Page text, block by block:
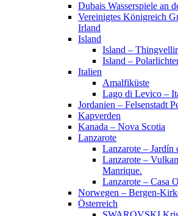
Dubais Wasserspiele an
Vereinigtes Königreich
Irland
Island
Island –
Island –
Italien
Amalfiküste
Lago di Levico –
Jordanien – Felsenstadt
Kapverden
Kanada – Nova Scotia
Lanzarote
Lanzarote – Jardín
Lanzarote –
Manrique.
Lanzarote – Casa
Norwegen – Bergen-
Österreich